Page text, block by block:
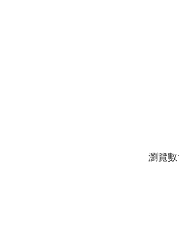
瀏覽數: